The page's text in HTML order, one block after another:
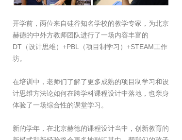
开学前，两位来自硅谷知名学校的教学专家，为北京
赫德的中外方教师团队进行了一场内容丰富的
DT（设计思维）+PBL（项目制学习）+STEAM工作
坊。
在培训中，老师们了解了更多成熟的项目制学习和设
计思维方法论如何在跨学科课程设计中落地，也亲身
体验了一场综合性的课堂学习。
新的学年，在北京赫德的课程设计当中，创新教育的